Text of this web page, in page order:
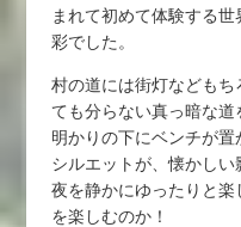
まれて初めて体験する
彩でした。
村の道には街灯などもち
ても分らない真っ暗な
明かりの下にベンチが
シルエットが、懐かしい
夜を静かにゆったりと
を楽しむのか！